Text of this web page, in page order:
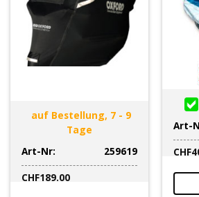
auf Bestellung, 7 - 9
Tage
Art-Nr:
259619
CHF189.00
Art-
CHF